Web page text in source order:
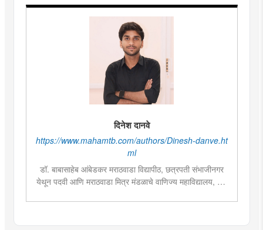
दिनेश दानवे
https://www.mahamtb.com/authors/Dinesh-danve.ht
ml
डॉ. बाबासाहेब आंबेडकर मराठवाडा विद्यापीठ, छत्रपती संभाजीनगर
येथून पदवी आणि मराठवाडा मित्र मंडळाचे वाणिज्य महाविद्यालय, पुणे
डिजिटल आणि सोशल मीडिया हाताळण्याचा अनुभव असून राजकारण,